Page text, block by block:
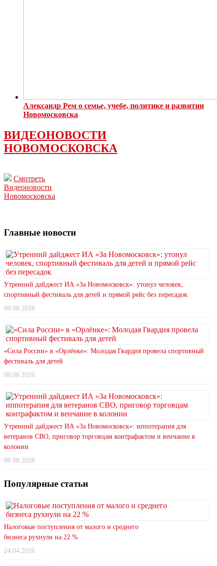
Александр Рем о семье, учебе, политике и развитии
Новомосковска
ВИДЕОНОВОСТИ
НОВОМОСКОВСКА
Смотреть
Видеоновости
Новомосковска
Главные новости
Утренний дайджест ИА «За Новомосковск»: утонул человек,
спортивный фестиваль для детей и прямой рейс без пересадок
09.08.2026
«Сила России» в «Орлёнке»: Молодая Гвардия провела спортивный
фестиваль для детей
08.08.2026
Утренний дайджест ИА «За Новомосковск»: иппотерапия для
ветеранов СВО, приговор торговцам контрафактом и венчание в
колонии
08.08.2026
Популярные статьи
Налоговые поступления от малого и среднего
бизнеса рухнули на 22 %
24.04.2026